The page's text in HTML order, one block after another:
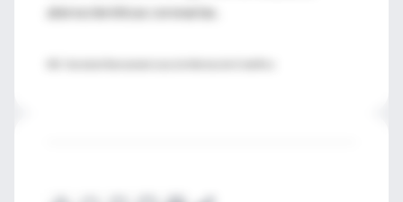
ateroscleróticas coronarias.